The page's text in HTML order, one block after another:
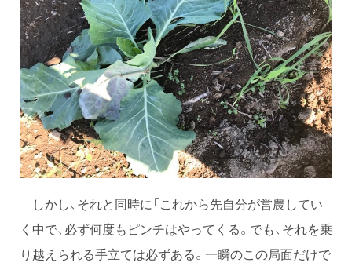
しかし、それと同時に「これから先自分が営農してい
く中で、必ず何度もピンチはやってくる。でも、それを乗
り越えられる手立ては必ずある。一瞬のこの局面だけで